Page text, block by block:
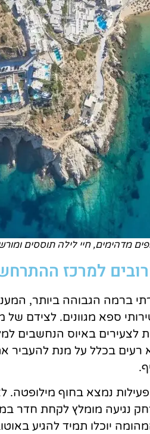
מדהימים, חיי לילה תוססים
למרכז
ברמה הגבוהה ביותר,
ספא מגוונים. לצידם
באיוס הנחשבים
רעים בכלל על מנת
נמצא בחוף מילופטה.
נגיעה מומלץ לקחת חדר
יוכלו תמיד להגיע